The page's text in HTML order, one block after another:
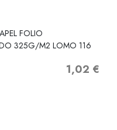
FOLIO
325G/M2 LOMO 116
Precio
1,02 €